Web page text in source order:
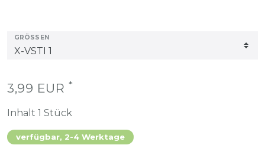
GRÖSSEN
3,99 EUR *
Inhalt 1 Stück
verfügbar, 2-4 Werktage